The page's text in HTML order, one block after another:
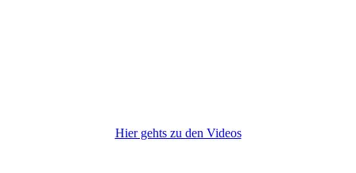
Hier gehts zu den Videos